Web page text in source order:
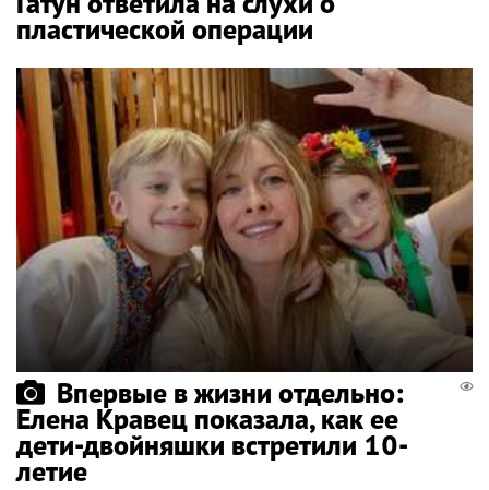
пластической операции
Впервые в жизни отдельно:
Елена Кравец показала, как ее
дети-двойняшки встретили 10-
летие